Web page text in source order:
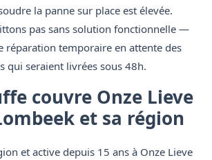
la panne sur place est élevée.
pas sans solution fonctionnelle —
réparation temporaire en attente des
qui seraient livrées sous 48h.
couvre Onze Lieve
et sa région
et active depuis 15 ans à Onze Lieve